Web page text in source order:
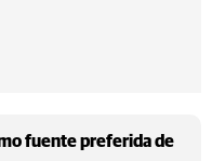
fuente preferida de